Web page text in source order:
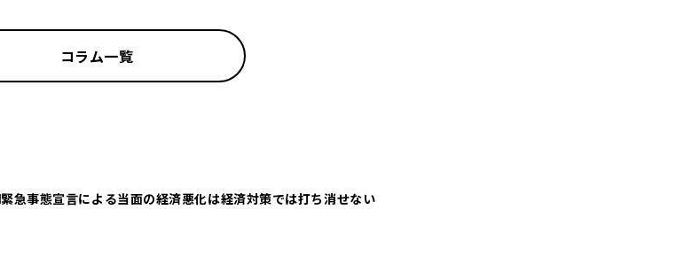
コラム一覧
緊急事態宣言による当面の経済悪化は経済対策では打ち消せない